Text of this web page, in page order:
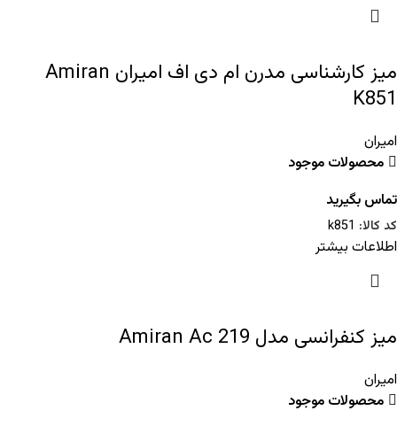
میز کارشناسی مدرن ام دی اف امیران Amiran
K851
امیران
محصولات موجود
تماس بگیرید
کد کالا: k851
اطلاعات بیشتر
میز کنفرانسی مدل Amiran Ac 219
امیران
محصولات موجود